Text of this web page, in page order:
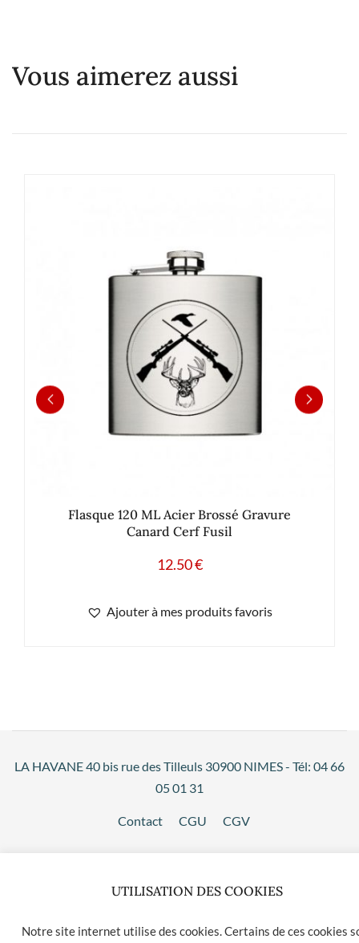
Vous aimerez aussi
Flasque 120 ML Acier Brossé Gravure
Canard Cerf Fusil
12.50€
Ajouter à mes produits favoris
LA HAVANE 40 bis rue des Tilleuls 30900 NIMES - Tél: 04 66
05 01 31
Contact CGU CGV
UTILISATION DES COOKIES
Notre site internet utilise des cookies. Certains de ces cookies